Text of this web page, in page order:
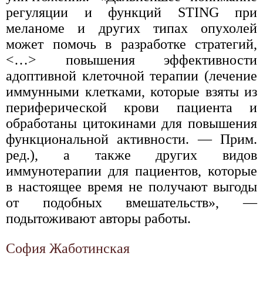
регуляции и функций STING при
меланоме и других типах опухолей
может помочь в разработке стратегий,
<…> повышения эффективности
адоптивной клеточной терапии (лечение
иммунными клетками, которые взяты из
периферической крови пациента и
обработаны цитокинами для повышения
функциональной активности. — Прим.
ред.), а также других видов
иммунотерапии для пациентов, которые
в настоящее время не получают выгоды
от подобных вмешательств», —
подытоживают авторы работы.
София Жаботинская